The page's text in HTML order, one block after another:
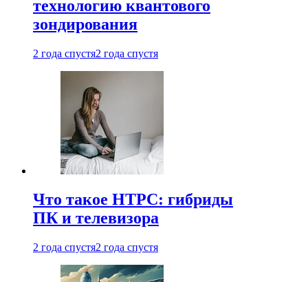
технологию квантового
зондирования
2 года спустя2 года спустя
Что такое HTPC: гибриды
ПК и телевизора
2 года спустя2 года спустя